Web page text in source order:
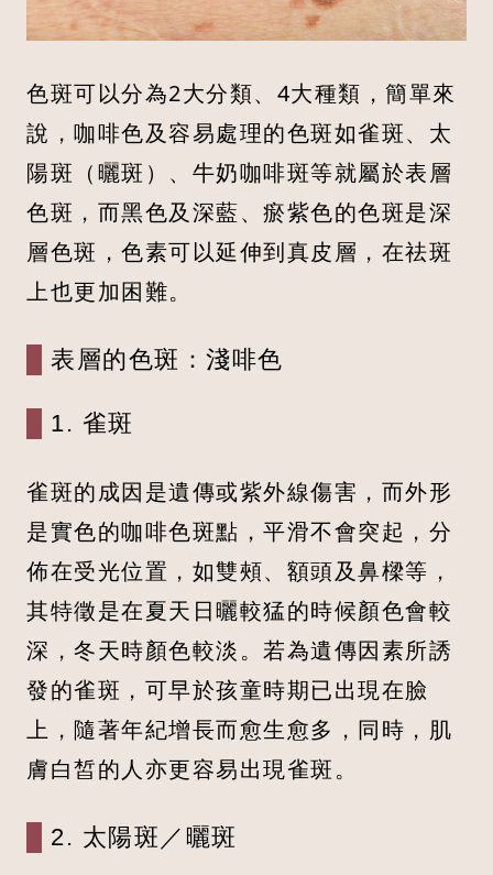
色斑可以分為2大分類、4大種類，簡單來
說，咖啡色及容易處理的色斑如雀斑、太
陽斑（曬斑）、牛奶咖啡斑等就屬於表層
色斑，而黑色及深藍、瘀紫色的色斑是深
層色斑，色素可以延伸到真皮層，在祛斑
上也更加困難。
表層的色斑：淺啡色
1. 雀斑
雀斑的成因是遺傳或紫外線傷害，而外形
是實色的咖啡色斑點，平滑不會突起，分
佈在受光位置，如雙頰、額頭及鼻樑等，
其特徵是在夏天日曬較猛的時候顏色會較
深，冬天時顏色較淡。若為遺傳因素所誘
發的雀斑，可早於孩童時期已出現在臉
上，隨著年紀增長而愈生愈多，同時，肌
膚白皙的人亦更容易出現雀斑。
2. 太陽斑／曬斑